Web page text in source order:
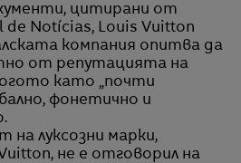
цитирани от
de Notícias, Louis Vuitton
компания опитва да
от репутацията на
като „почти
фонетично и
на луксозни марки,
не е отговорил на